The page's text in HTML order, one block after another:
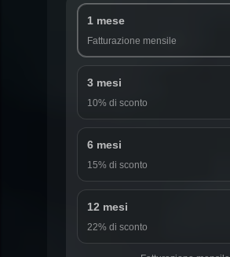
1 mese
Fatturazione mensile
3 mesi
10% di sconto
6 mesi
15% di sconto
12 mesi
22% di sconto